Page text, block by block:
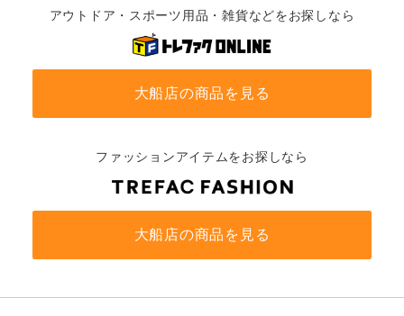
アウトドア・スポーツ用品・雑貨などをお探しなら
大船店の商品を見る
ファッションアイテムをお探しなら
大船店の商品を見る